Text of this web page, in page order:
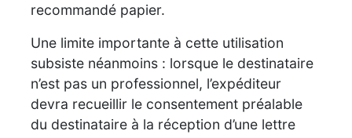
recommandé papier.
Une limite importante à cette utilisation
subsiste néanmoins : lorsque le destinataire
n’est pas un professionnel, l’expéditeur
devra recueillir le consentement préalable
du destinataire à la réception d’une lettre